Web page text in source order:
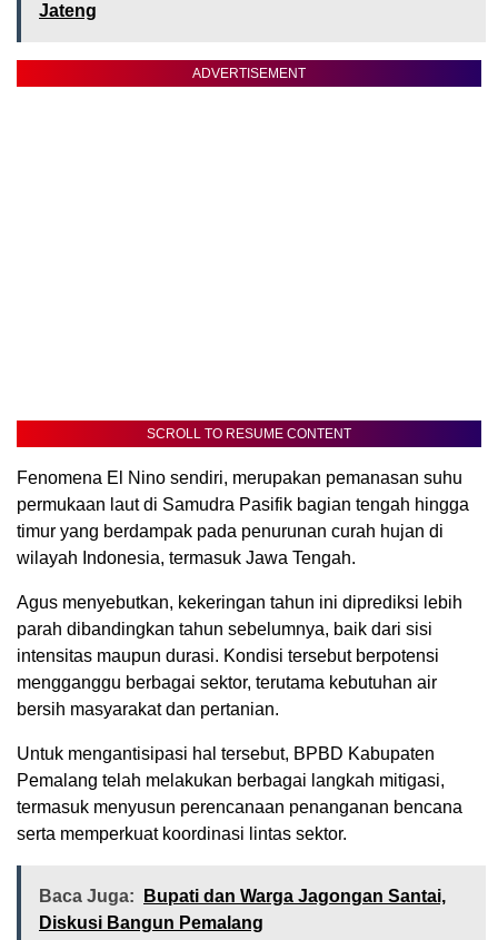
Jateng
ADVERTISEMENT
SCROLL TO RESUME CONTENT
Fenomena El Nino sendiri, merupakan pemanasan suhu
permukaan laut di Samudra Pasifik bagian tengah hingga
timur yang berdampak pada penurunan curah hujan di
wilayah Indonesia, termasuk Jawa Tengah.
Agus menyebutkan, kekeringan tahun ini diprediksi lebih
parah dibandingkan tahun sebelumnya, baik dari sisi
intensitas maupun durasi. Kondisi tersebut berpotensi
mengganggu berbagai sektor, terutama kebutuhan air
bersih masyarakat dan pertanian.
Untuk mengantisipasi hal tersebut, BPBD Kabupaten
Pemalang telah melakukan berbagai langkah mitigasi,
termasuk menyusun perencanaan penanganan bencana
serta memperkuat koordinasi lintas sektor.
Baca Juga:
Bupati dan Warga Jagongan Santai,
Diskusi Bangun Pemalang